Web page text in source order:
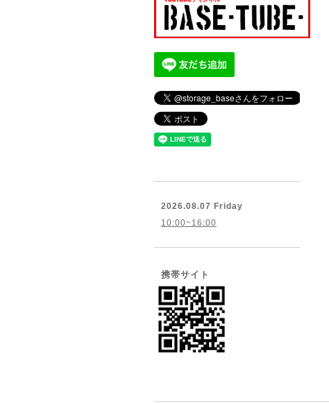
2026.08.07 Friday
10:00~16:00
携帯サイト